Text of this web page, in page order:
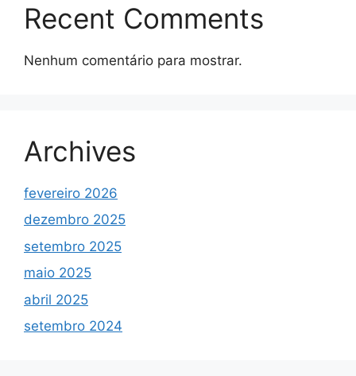
Recent Comments
Nenhum comentário para mostrar.
Archives
fevereiro 2026
dezembro 2025
setembro 2025
maio 2025
abril 2025
setembro 2024